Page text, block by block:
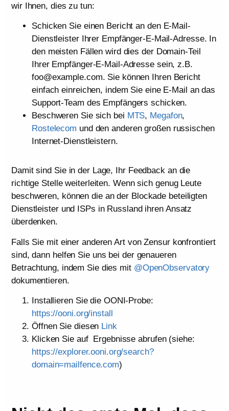
wir Ihnen, dies zu tun:
Schicken Sie einen Bericht an den E-Mail-
Dienstleister Ihrer Empfänger-E-Mail-Adresse. In
den meisten Fällen wird dies der Domain-Teil
Ihrer Empfänger-E-Mail-Adresse sein, z.B.
foo@example.com. Sie können Ihren Bericht
einfach einreichen, indem Sie eine E-Mail an das
Support-Team des Empfängers schicken.
Beschweren Sie sich bei MTS, Megafon,
Rostelecom und den anderen großen russischen
Internet-Dienstleistern.
Damit sind Sie in der Lage, Ihr Feedback an die
richtige Stelle weiterleiten. Wenn sich genug Leute
beschweren, können die an der Blockade beteiligten
Dienstleister und ISPs in Russland ihren Ansatz
überdenken.
Falls Sie mit einer anderen Art von Zensur konfrontiert
sind, dann helfen Sie uns bei der genaueren
Betrachtung, indem Sie dies mit @OpenObservatory
dokumentieren.
Installieren Sie die OONI-Probe:
https://ooni.org/install
Öffnen Sie diesen Link
Klicken Sie auf Ergebnisse abrufen (siehe:
https://explorer.ooni.org/search?
domain=mailfence.com)